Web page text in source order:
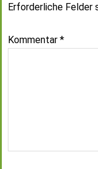
Erforderliche Felder
Kommentar *